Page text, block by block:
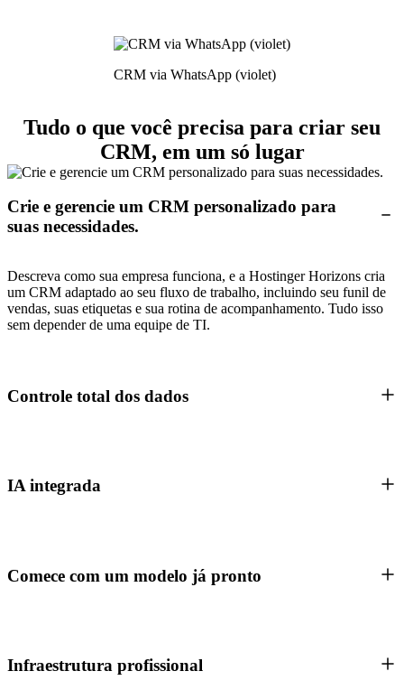
CRM via WhatsApp (violet)
Tudo o que você precisa para criar seu
CRM, em um só lugar
Crie e gerencie um CRM personalizado para
suas necessidades.
Descreva como sua empresa funciona, e a Hostinger Horizons cria
um CRM adaptado ao seu fluxo de trabalho, incluindo seu funil de
vendas, suas etiquetas e sua rotina de acompanhamento. Tudo isso
sem depender de uma equipe de TI.
Controle total dos dados
IA integrada
Comece com um modelo já pronto
Infraestrutura profissional